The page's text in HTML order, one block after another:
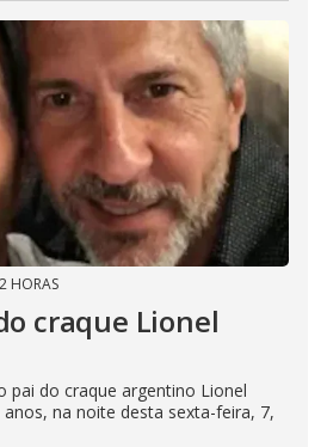
HORAS
craque Lionel
pai do craque argentino Lionel
na noite desta sexta-feira, 7,